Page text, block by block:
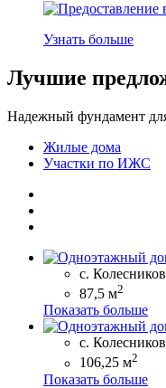
Узнать больше
Лучшие
Надежный фундамент
Жилые дома
Участки по ИЖС
с.
87,5 м2
Показать больше
с.
106,25 м2
Показать больше